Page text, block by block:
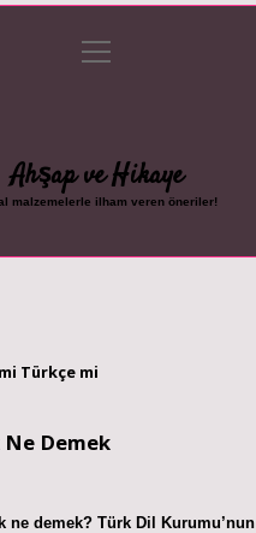
Gizlilik Politikası
menüyü
aç
Ahşap ve Hikaye
malzemelerle ilham veren öneriler!
Türkçe mi
Ne Demek
ne demek? Türk Dil Kurumu’nun